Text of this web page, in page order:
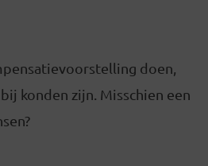
doen,
konden zijn. Misschien een